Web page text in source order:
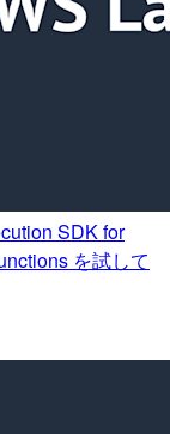
SDK for
を試して